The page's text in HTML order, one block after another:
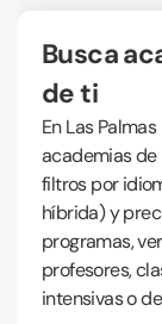
Busca academias de idiomas cerca
de ti
En Las
academias
filtros por
híbrida) y
programas,
profesores,
intensivas o